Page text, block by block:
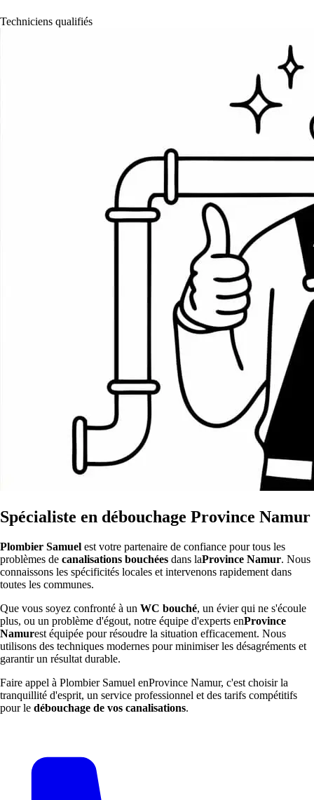
Techniciens qualifiés
Spécialiste en débouchage Province Namur
Plombier Samuel est votre partenaire de confiance pour tous les
problèmes de canalisations bouchées dans laProvince Namur. Nous
connaissons les spécificités locales et intervenons rapidement dans
toutes les communes.
Que vous soyez confronté à un WC bouché, un évier qui ne s'écoule
plus, ou un problème d'égout, notre équipe d'experts enProvince
Namurest équipée pour résoudre la situation efficacement. Nous
utilisons des techniques modernes pour minimiser les désagréments et
garantir un résultat durable.
Faire appel à Plombier Samuel enProvince Namur, c'est choisir la
tranquillité d'esprit, un service professionnel et des tarifs compétitifs
pour le débouchage de vos canalisations.